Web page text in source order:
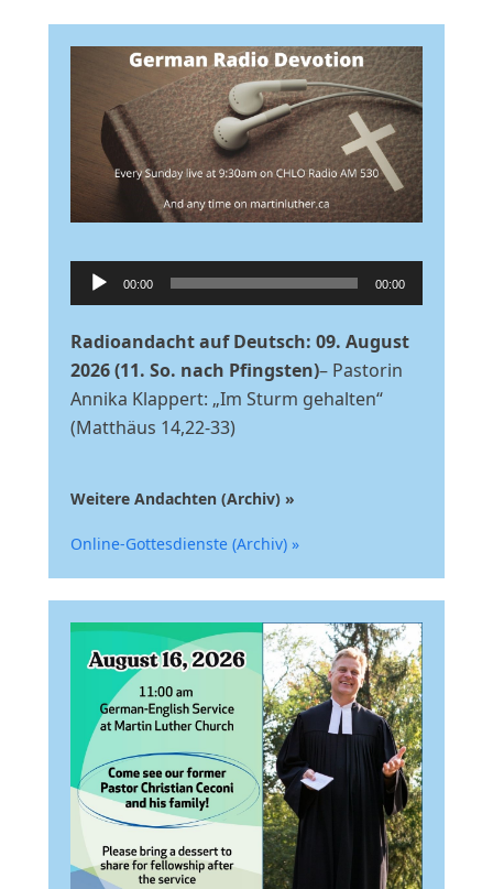
Audio-
Player
00:00 00:00
Radioandacht auf Deutsch: 09. August
2026 (11. So. nach Pfingsten)– Pastorin
Annika Klappert: „Im Sturm gehalten“
(Matthäus 14,22-33)
Weitere Andachten (Archiv) »
Online-Gottesdienste (Archiv) »